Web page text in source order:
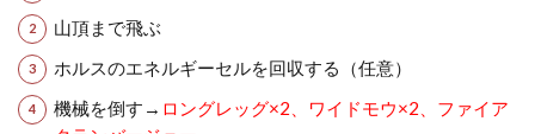
山頂まで飛ぶ
ホルスのエネルギーセルを回収する（任意）
機械を倒す→ ロングレッグ×2、ワイドモウ×2、ファイア